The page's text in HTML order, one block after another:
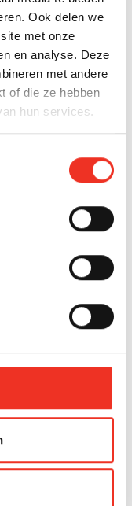
Ook delen we
met onze
en analyse. Deze
met andere
of die ze hebben
hun services.
op basis
cruciaal voor een
je woning
fotografie en
maken.
ook invloed op de
het centrum van
vaak sneller
spelen
makelaar kan de
marketingstrategie
is
door een
Bij
aandacht en
van jouw huis.